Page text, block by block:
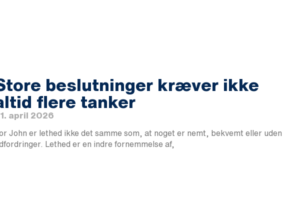
beslutninger kræver ikke
flere tanker
april 2026
John er lethed ikke det samme som, at noget er nemt, bekvemt eller uden
Lethed er en indre fornemmelse af,